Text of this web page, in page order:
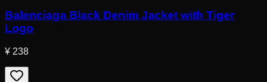
Balenciaga Black Denim Jacket with Tiger
Logo
¥ 238